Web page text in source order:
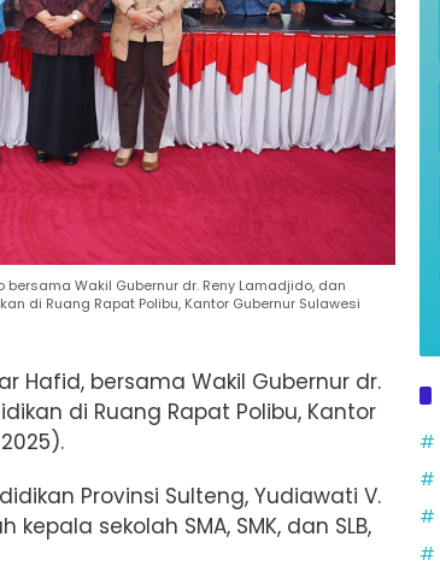
bersama Wakil Gubernur dr. Reny Lamadjido, dan
di Ruang Rapat Polibu, Kantor Gubernur Sulawesi
Hafid, bersama Wakil Gubernur dr.
di Ruang Rapat Polibu, Kantor
Provinsi Sulteng, Yudiawati V.
sekolah SMA, SMK, dan SLB,